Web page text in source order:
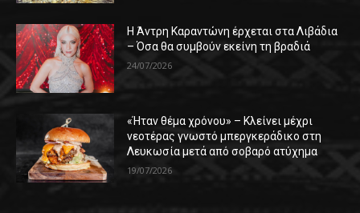
Η Άντρη Καραντώνη έρχεται στα Λιβάδια
– Όσα θα συμβούν εκείνη τη βραδιά
24/07/2026
«Ήταν θέμα χρόνου» – Κλείνει μέχρι
νεοτέρας γνωστό μπεργκεράδικο στη
Λευκωσία μετά από σοβαρό ατύχημα
19/07/2026